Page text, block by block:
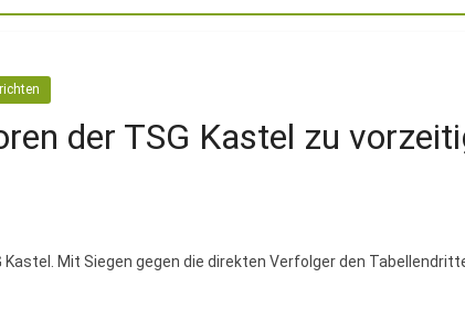
der TSG Kastel zu
Mit Siegen gegen die direkten Verfolger den